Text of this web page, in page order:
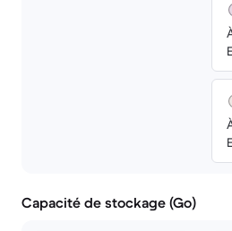
Capacité de stockage (Go)